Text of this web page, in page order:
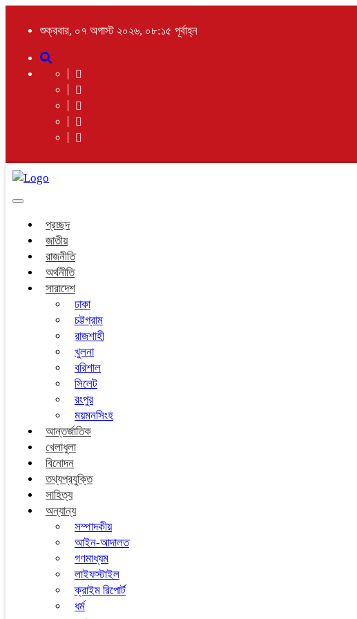
শুক্রবার, ০৭ অগাস্ট ২০২৬, ০৮:১৫ পূর্বাহ্ন
Toggle
প্রচ্ছদ
জাতীয়
রাজনীতি
অর্থনীতি
সারাদেশ
ঢাকা
চট্টগ্রাম
রাজশাহী
খুলনা
বরিশাল
সিলেট
রংপুর
ময়মনসিংহ
আন্তর্জাতিক
খেলাধুলা
বিনোদন
তথ্যপ্রযুক্তি
সাহিত্য
অন্যান্য
সম্পাদকীয়
আইন-আদালত
গণমাধ্যম
লাইফস্টাইল
ক্রাইম রিপোর্ট
ধর্ম